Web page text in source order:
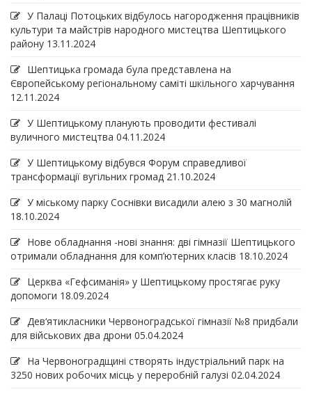
У Палаці Потоцьких відбулось нагородження працівників
культури та майстрів народного мистецтва Шептицького
району 13.11.2024
Шептицька громада була представлена на
Європейському регіональному саміті шкільного харчування
12.11.2024
У Шептицькому планують проводити фестивалі
вуличного мистецтва 04.11.2024
У Шептицькому відбувся Форум справедливої
трансформації вугільних громад 21.10.2024
У міському парку Соснівки висадили алею з 30 магнолій
18.10.2024
Нове обладнання -нові знання: дві гімназії Шептицького
отримали обладнання для комп’ютерних класів 18.10.2024
Церква «Гефсиманія» у Шептицькому простягає руку
допомоги 18.09.2024
Дев‘ятикласники Червоноградської гімназії №8 придбали
для військових два дрони 05.04.2024
На Червоноградщині створять індустріальний парк на
3250 нових робочих місць у переробній галузі 02.04.2024